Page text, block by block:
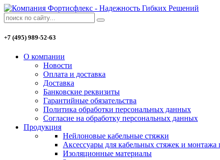
+7 (495) 989-52-63
О компании
Новости
Оплата и доставка
Доставка
Банковские реквизиты
Гарантийные обязательства
Политика обработки персональных данных
Согласие на обработку персональных данных
Продукция
Нейлоновые кабельные стяжки
Аксессуары для кабельных стяжек и монтажа
Изоляционные материалы